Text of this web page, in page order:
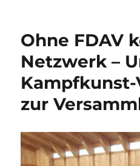
Ohne FDAV
Netzwerk –
zur